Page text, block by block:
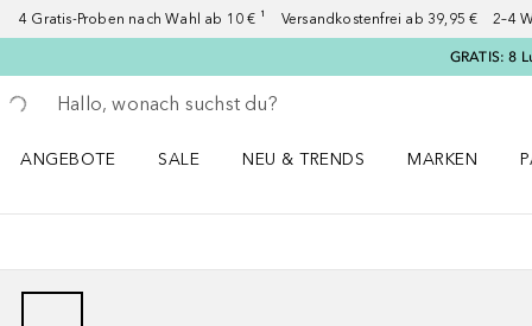
4 Gratis-Proben nach Wahl ab 10 € ¹ Versandkostenfrei ab 39,95 € 2–4
GRATIS: 8
Gehe zurück
Suche ausführen
ANGEBOTE
SALE
NEU & TRENDS
MARKEN